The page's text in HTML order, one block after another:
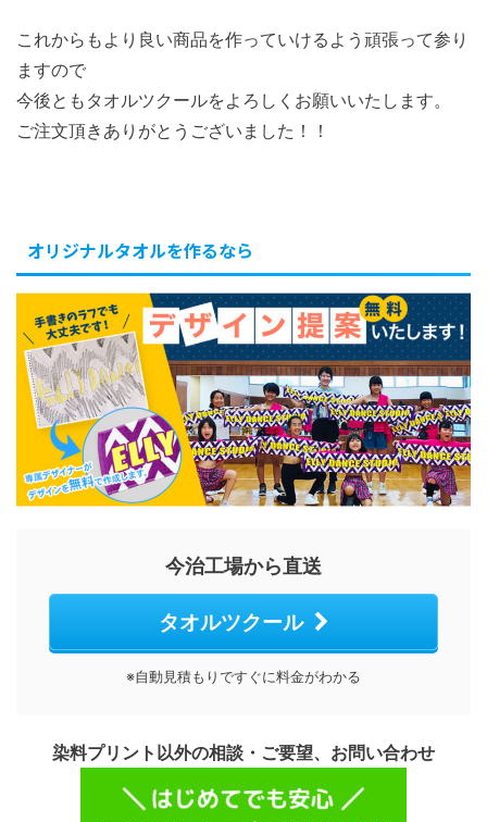
これからもより良い商品を作っていけるよう頑張って参り
ますので
今後ともタオルツクールをよろしくお願いいたします。
ご注文頂きありがとうございました！！
オリジナルタオルを作るなら
今治工場から直送
タオルツクール
※自動見積もりですぐに料金がわかる
染料プリント以外の相談・ご要望、お問い合わせ